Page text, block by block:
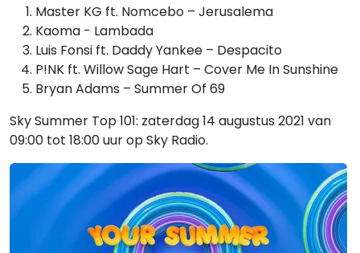
Master KG ft. Nomcebo – Jerusalema
Kaoma - Lambada
Luis Fonsi ft. Daddy Yankee – Despacito
P!NK ft. Willow Sage Hart – Cover Me In Sunshine
Bryan Adams – Summer Of 69
Sky Summer Top 101: zaterdag 14 augustus 2021 van
09:00 tot 18:00 uur op Sky Radio.
Gerelateerde hitlijsten